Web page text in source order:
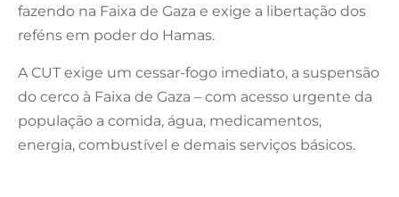
fazendo na Faixa de Gaza e exige a libertação dos
reféns em poder do Hamas.
A CUT exige um cessar-fogo imediato, a suspensão
do cerco à Faixa de Gaza – com acesso urgente da
população a comida, água, medicamentos,
energia, combustível e demais serviços básicos.